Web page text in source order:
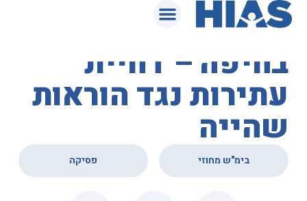
המאגר המשפטי
בית המשפט המחוזי
בחיפה – דחיית
עתירות נגד הוראות
שהייה
בימ"ש מחוזי פסיקה